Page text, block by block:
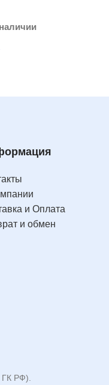
и Оплата
и обмен
РФ).